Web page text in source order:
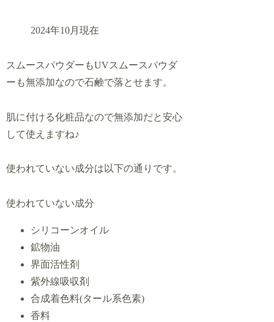
2024年10月現在
スムースパウダーもUVスムースパウダ
ーも無添加なので石鹸で落とせます。
肌に付ける化粧品なので無添加だと安心
して使えますね♪
使われていない成分は以下の通りです。
使われていない成分
シリコーンオイル
鉱物油
界面活性剤
紫外線吸収剤
合成着色料(タール系色素)
香料